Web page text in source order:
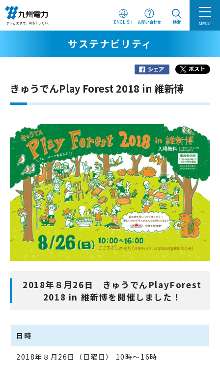
ENGLISH お問い合わせ 検索 MENU
サステナビリティ
きゅうでんPlay Forest 2018 in 維新博
2018年８月26日 きゅうでんPlayForest
2018 in 維新博を開催しました！
日時
2018年８月26日（日曜日） 10時～16時